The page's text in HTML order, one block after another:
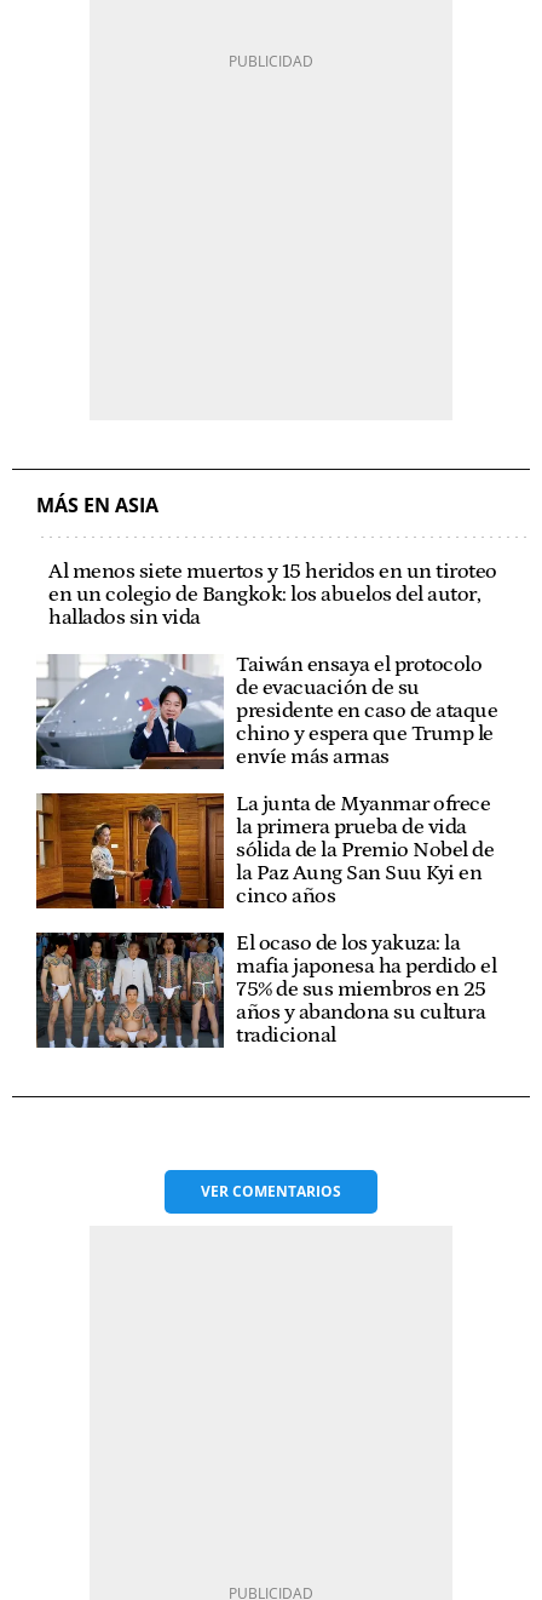
MÁS EN ASIA
Al menos siete muertos y 15 heridos en un tiroteo
en un colegio de Bangkok: los abuelos del autor,
hallados sin vida
Taiwán ensaya el protocolo
de evacuación de su
presidente en caso de ataque
chino y espera que Trump le
envíe más armas
La junta de Myanmar ofrece
la primera prueba de vida
sólida de la Premio Nobel de
la Paz Aung San Suu Kyi en
cinco años
El ocaso de los yakuza: la
mafia japonesa ha perdido el
75% de sus miembros en 25
años y abandona su cultura
tradicional
VERCOMENTARIOS